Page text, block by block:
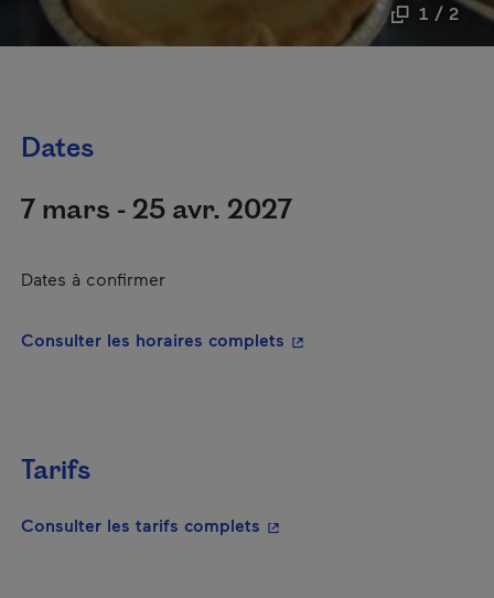
1 / 2
Dates
7 mars - 25 avr. 2027
Dates à confirmer
Consulter les horaires complets - Cet hyperlien
Tarifs
Consulter les tarifs complets - Cet hyperlien s'ouvrira